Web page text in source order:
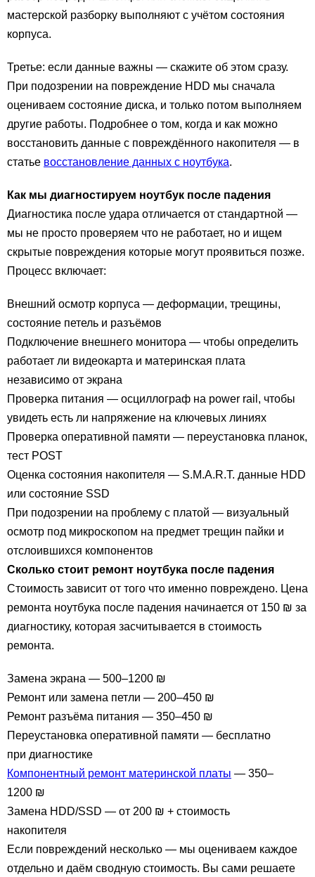
мастерской разборку выполняют с учётом состояния
корпуса.
Третье: если данные важны — скажите об этом сразу.
При подозрении на повреждение HDD мы сначала
оцениваем состояние диска, и только потом выполняем
другие работы. Подробнее о том, когда и как можно
восстановить данные с повреждённого накопителя — в
статье восстановление данных с ноутбука.
Как мы диагностируем ноутбук после падения
Диагностика после удара отличается от стандартной —
мы не просто проверяем что не работает, но и ищем
скрытые повреждения которые могут проявиться позже.
Процесс включает:
Внешний осмотр корпуса — деформации, трещины,
состояние петель и разъёмов
Подключение внешнего монитора — чтобы определить
работает ли видеокарта и материнская плата
независимо от экрана
Проверка питания — осциллограф на power rail, чтобы
увидеть есть ли напряжение на ключевых линиях
Проверка оперативной памяти — переустановка планок,
тест POST
Оценка состояния накопителя — S.M.A.R.T. данные HDD
или состояние SSD
При подозрении на проблему с платой — визуальный
осмотр под микроскопом на предмет трещин пайки и
отслоившихся компонентов
Сколько стоит ремонт ноутбука после падения
Стоимость зависит от того что именно повреждено. Цена
ремонта ноутбука после падения начинается от 150 ₪ за
диагностику, которая засчитывается в стоимость
ремонта.
Замена экрана — 500–1200 ₪
Ремонт или замена петли — 200–450 ₪
Ремонт разъёма питания — 350–450 ₪
Переустановка оперативной памяти — бесплатно
при диагностике
Компонентный ремонт материнской платы — 350–
1200 ₪
Замена HDD/SSD — от 200 ₪ + стоимость
накопителя
Если повреждений несколько — мы оцениваем каждое
отдельно и даём сводную стоимость. Вы сами решаете